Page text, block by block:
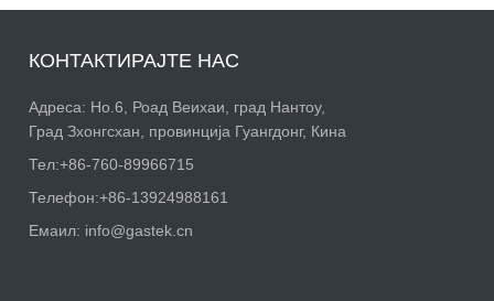
КОНТАКТИРАЈТЕ НАС
Адреса: Но.6, Роад Веихаи, град Нантоу,
Град Зхонгсхан, провинција Гуангдонг, Кина
Тел:+86-760-89966715
Телефон:+86-13924988161
Емаил: info@gastek.cn